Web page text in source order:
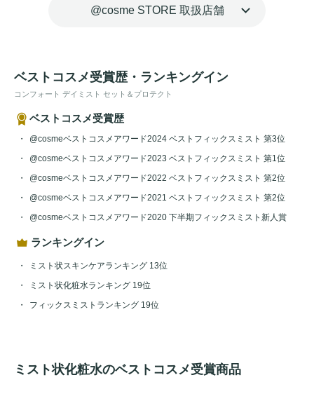
@cosme STORE 取扱店舗
ベストコスメ受賞歴・ランキングイン
コンフォート デイミスト セット＆プロテクト
ベストコスメ受賞歴
@cosmeベストコスメアワード2024 ベストフィックスミスト 第3位
@cosmeベストコスメアワード2023 ベストフィックスミスト 第1位
@cosmeベストコスメアワード2022 ベストフィックスミスト 第2位
@cosmeベストコスメアワード2021 ベストフィックスミスト 第2位
@cosmeベストコスメアワード2020 下半期フィックスミスト新人賞
ランキングイン
ミスト状スキンケアランキング 13位
ミスト状化粧水ランキング 19位
フィックスミストランキング 19位
ミスト状化粧水のベストコスメ受賞商品